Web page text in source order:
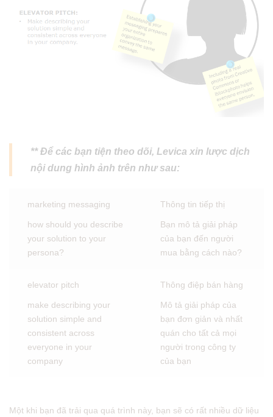
** Để các bạn tiện theo dõi, Levica xin lược dịch
nội dung hình ảnh trên như sau:
marketing messaging
how should you describe
your solution to your
persona?
Thông tin tiếp thị
Bạn mô tả giải pháp
của bạn đến người
mua bằng cách nào?
elevator pitch
make describing your
solution simple and
consistent across
everyone in your
company
Thông điệp bán hàng
Mô tả giải pháp của
bạn đơn giản và nhất
quán cho tất cả mọi
người trong công ty
của bạn
Một khi bạn đã trải qua quá trình này, bạn sẽ có rất nhiều dữ liệu